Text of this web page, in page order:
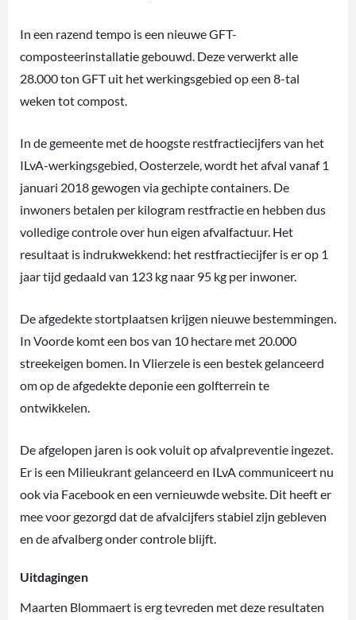
In een razend tempo is een nieuwe GFT-
composteerinstallatie gebouwd. Deze verwerkt alle
28.000 ton GFT uit het werkingsgebied op een 8-tal
weken tot compost.
In de gemeente met de hoogste restfractiecijfers van het
ILvA-werkingsgebied, Oosterzele, wordt het afval vanaf 1
januari 2018 gewogen via gechipte containers. De
inwoners betalen per kilogram restfractie en hebben dus
volledige controle over hun eigen afvalfactuur. Het
resultaat is indrukwekkend: het restfractiecijfer is er op 1
jaar tijd gedaald van 123 kg naar 95 kg per inwoner.
De afgedekte stortplaatsen krijgen nieuwe bestemmingen.
In Voorde komt een bos van 10 hectare met 20.000
streekeigen bomen. In Vlierzele is een bestek gelanceerd
om op de afgedekte deponie een golfterrein te
ontwikkelen.
De afgelopen jaren is ook voluit op afvalpreventie ingezet.
Er is een Milieukrant gelanceerd en ILvA communiceert nu
ook via Facebook en een vernieuwde website. Dit heeft er
mee voor gezorgd dat de afvalcijfers stabiel zijn gebleven
en de afvalberg onder controle blijft.
Uitdagingen
Maarten Blommaert is erg tevreden met deze resultaten